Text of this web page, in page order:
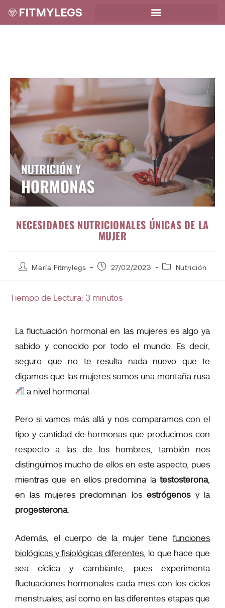
NECESIDADES NUTRICIONALES ÚNICAS DE LA
MUJER
María Fitmylegs 27/02/2023 Nutrición
Tiempo de Lectura: 3 minutos
La fluctuación hormonal en las mujeres es algo ya
sabido y conocido por todo el mundo. Es decir,
seguro que no te resulta nada nuevo que te
digamos que las mujeres somos una montaña rusa
a nivel hormonal.
Pero si vamos más allá y nos comparamos con el
tipo y cantidad de hormonas que producimos con
respecto a las de los hombres, también nos
distinguimos mucho de ellos en este aspecto, pues
mientras que en ellos predomina la testosterona,
en las mujeres predominan losestrógenos y la
progesterona.
Además, el cuerpo de la mujer tiene funciones
biológicas y fisiológicas diferentes , lo que hace que
sea cíclica y cambiante, pues experimenta
fluctuaciones hormonales cada mes con los ciclos
menstruales, así como en las diferentes etapas que